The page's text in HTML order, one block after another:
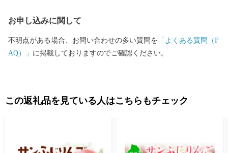
お申し込みに関して
不明点がある場合、お問い合わせの多い質問を 「よくある質問（F
AQ）」 に掲載しておりますのでご確認ください。
この返礼品を見ている人はこちらもチェック